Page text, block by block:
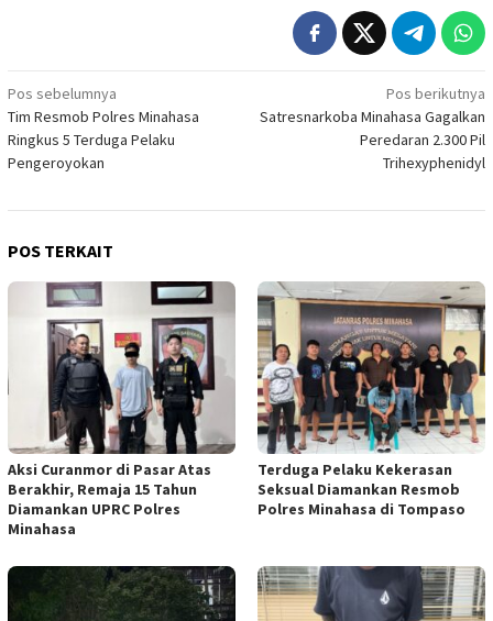
Navigasi
pos
Pos sebelumnya
Tim Resmob Polres Minahasa
Ringkus 5 Terduga Pelaku
Pengeroyokan
Pos berikutnya
Satresnarkoba Minahasa Gagalkan
Peredaran 2.300 Pil
Trihexyphenidyl
POS TERKAIT
Aksi Curanmor di Pasar Atas
Berakhir, Remaja 15 Tahun
Diamankan UPRC Polres
Minahasa
Terduga Pelaku Kekerasan
Seksual Diamankan Resmob
Polres Minahasa di Tompaso